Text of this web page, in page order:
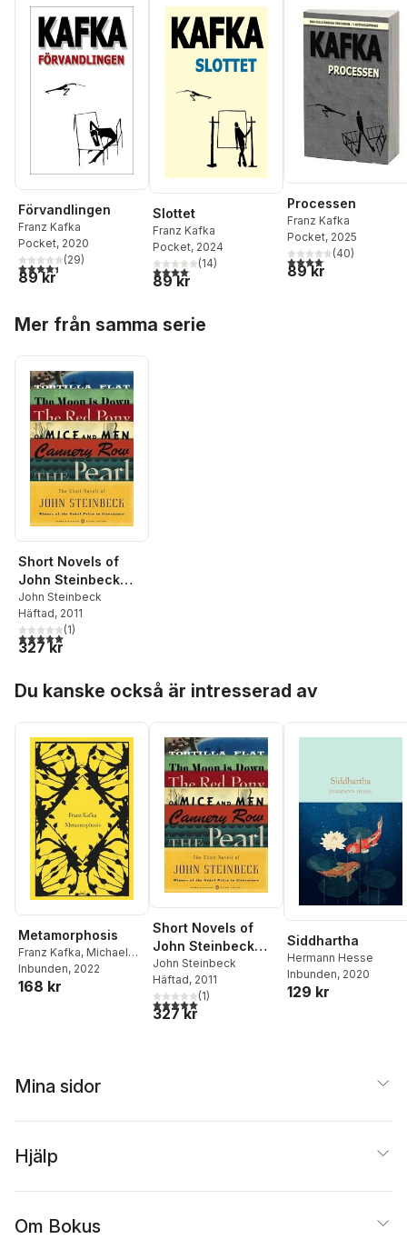
Förvandlingen
Franz Kafka
Pocket, 2020
4,4utav 5 stjärnor. Totalt antal röster:
(29)
89 kr
Slottet
Franz Kafka
Pocket, 2024
4,1utav 5 stjärnor. Totalt antal röster:
(14)
89 kr
Processen
Franz Kafka
Pocket, 2025
4,1utav 5 stjärnor.
(40)
89 kr
Mer från samma serie
Short Novels of
John Steinbeck
(Penguin Classics
Deluxe Edition)
John Steinbeck
Häftad, 2011
5,0utav 5 stjärnor. Totalt antal röster:
(1)
327 kr
Du kanske också är intresserad av
Metamorphosis
Franz Kafka, Michael
Hoffman
Inbunden, 2022
168 kr
Short Novels of
John Steinbeck
(Penguin Classics
Deluxe Edition)
John Steinbeck
Häftad, 2011
5,0utav 5 stjärnor. Totalt antal röster:
(1)
327 kr
Siddhartha
Hermann Hesse
Inbunden, 2020
129 kr
Mina sidor
Hjälp
Om Bokus